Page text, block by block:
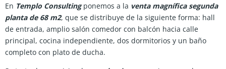
En Templo Consultingponemos a la venta magnífica segunda
planta de 68 m2, que se distribuye de la siguiente forma: hall
de entrada, amplio salón comedor con balcón hacia calle
principal, cocina independiente, dos dormitorios y un baño
completo con plato de ducha.